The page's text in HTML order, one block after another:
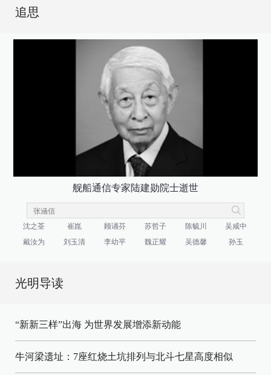
追思
舰船通信专家陆建勋院士逝世
沈之荃 崔崑 顾诵芬 苏哲子 陈毓川
吴咸中
戴汝为
刘玉清 李幼平 魏正耀 吴德馨 孙玉
光明导读
“新新三样”出海 为世界发展增添新动能
牛河梁遗址：7座红烧土坑排列与北斗七星高度相似